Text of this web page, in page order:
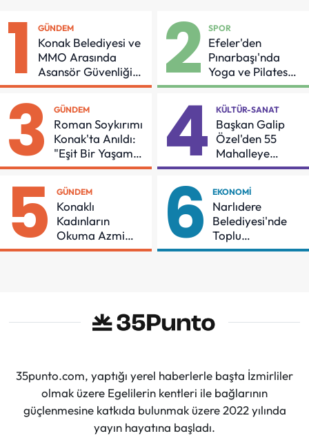
1 GÜNDEM
Konak Belediyesi ve
MMO Arasında
Asansör Güvenliği
İçin Önemli Protokol
2 SPOR
Efeler'den
Pınarbaşı'nda
Yoga ve Pilates
Buluşması
3 GÜNDEM
Roman Soykırımı
Konak'ta Anıldı:
"Eşit Bir Yaşam
İçin Mücadeleyi
4 KÜLTÜR-SANAT
Başkan Galip
Özel'den 55
Mahalleye
Çocuk Şenliği
5 GÜNDEM
Konaklı
Kadınların
Okuma Azmi
Örnek Oldu
6 EKONOMI
Narlıdere
Belediyesi'nde
Toplu
Sözleşmeye
35punto.com, yaptığı yerel haberlerle başta İzmirliler
olmak üzere Egelilerin kentleri ile bağlarının
güçlenmesine katkıda bulunmak üzere 2022 yılında
yayın hayatına başladı.